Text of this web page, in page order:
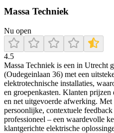
Massa Techniek
Nu open
4.5
Massa Techniek is een in Utrecht
(Oudegeinlaan 36) met een
elektrotechnische installaties,
en groepenkasten. Klanten
en net uitgevoerde afwerking. Met
persoonlijke, contextuele
professioneel – een waardevolle
klantgerichte elektrische